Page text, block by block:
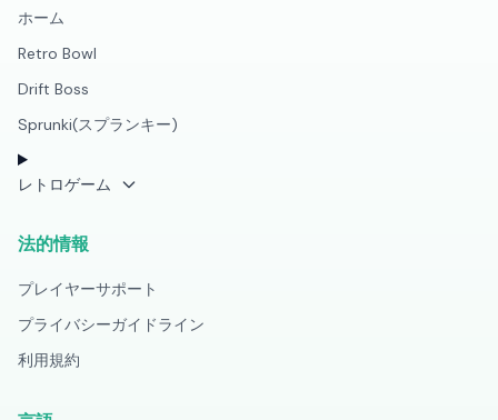
ホーム
Retro Bowl
Drift Boss
Sprunki(スプランキー)
レトロゲーム
法的情報
プレイヤーサポート
プライバシーガイドライン
利用規約